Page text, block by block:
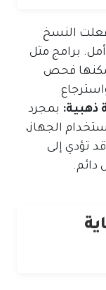
فعلت النسخ
أمل. برامج مثل
فحص
ذهبية: بمجرد
الجهاز،
تؤدي إلى
دائم.